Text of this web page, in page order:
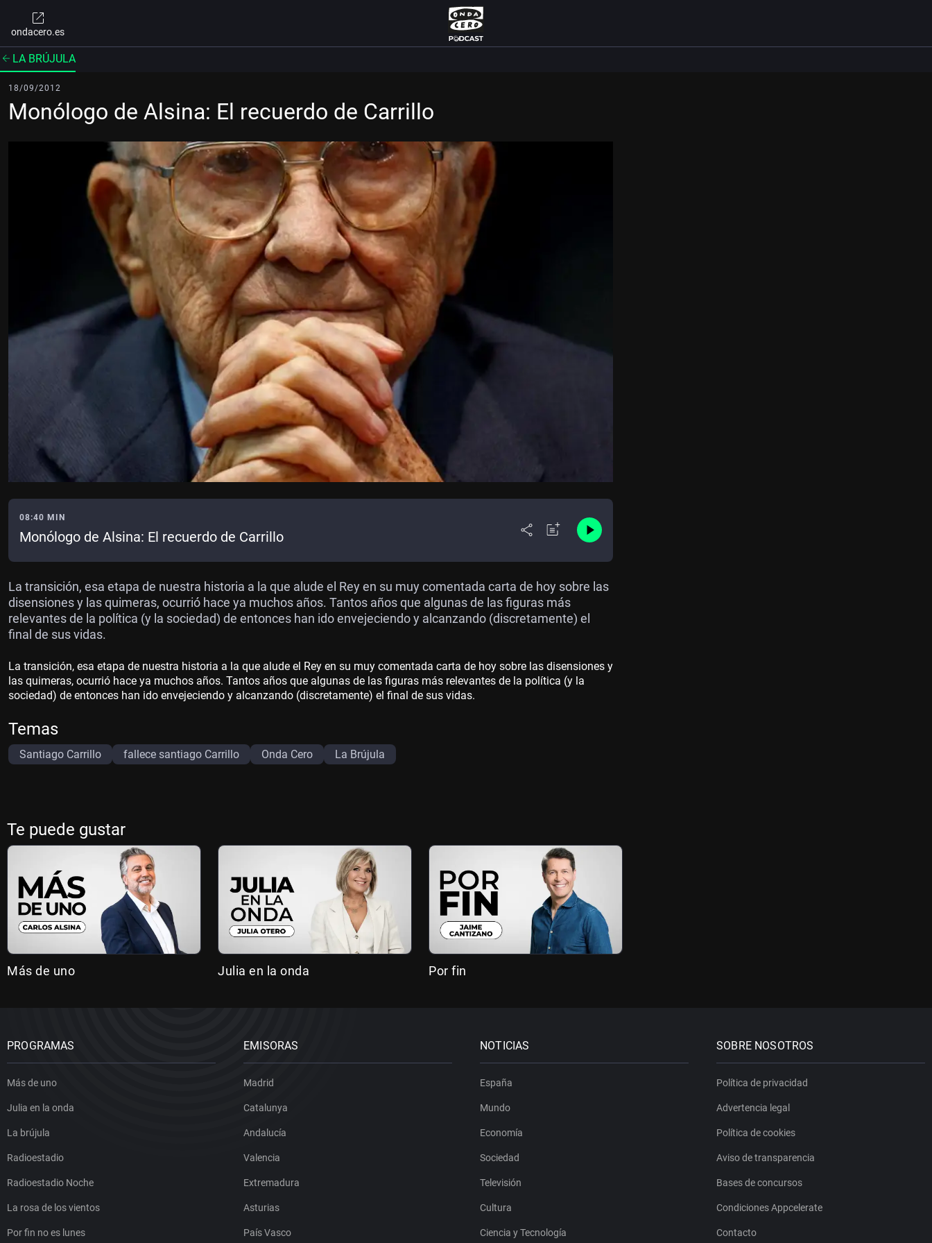
ondacero.es
LA BRÚJULA
18/09/2012
Monólogo de Alsina: El recuerdo de Carrillo
08:40 MIN
Monólogo de Alsina: El recuerdo de Carrillo
La transición, esa etapa de nuestra historia a la que alude el Rey en su muy comentada carta de hoy sobre las
disensiones y las quimeras, ocurrió hace ya muchos años. Tantos años que algunas de las figuras más
relevantes de la política (y la sociedad) de entonces han ido envejeciendo y alcanzando (discretamente) el
final de sus vidas.
La transición, esa etapa de nuestra historia a la que alude el Rey en su muy comentada carta de hoy sobre las disensiones y
las quimeras, ocurrió hace ya muchos años. Tantos años que algunas de las figuras más relevantes de la política (y la
sociedad) de entonces han ido envejeciendo y alcanzando (discretamente) el final de sus vidas.
Temas
Santiago Carrillo fallece santiago Carrillo Onda Cero La Brújula
Te puede gustar
Más de uno Julia en la onda Por fin
PROGRAMAS
Más de uno
Julia en la onda
La brújula
Radioestadio
Radioestadio Noche
La rosa de los vientos
Por fin no es lunes
EMISORAS
Madrid
Catalunya
Andalucía
Valencia
Extremadura
Asturias
País Vasco
NOTICIAS
España
Mundo
Economía
Sociedad
Televisión
Cultura
Ciencia y Tecnología
SOBRE NOSOTROS
Política de privacidad
Advertencia legal
Política de cookies
Aviso de transparencia
Bases de concursos
Condiciones Appcelerate
Contacto